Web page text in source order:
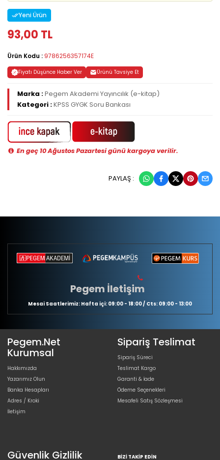
Yeni Ürün
93,00 TL
Ürün Kodu : 9786256357174E
Fiyatı Düşünce Haber Ver Ürünü Tavsiye Et
Marka :Pegem Akademi Yayıncılık (e-kitap)
Kategori :KPSS GYGK Soru Bankası
En geç 10 Ağustos Pazartesi günü kargoya verilir.
PAYLAŞ :
Pegem İletişim
Mesai Saatlerimiz: Hafta içi: 09:00 - 18:00 / Cts: 09:00 - 13:00
Pegem.Net
Kurumsal
Hakkımızda
Yazarımız Olun
Banka Hesapları
Adres / Kroki
İletişim
Sipariş Teslimat
Sipariş Süreci
Teslimat Kargo
Garanti & İade
Ödeme Seçenekleri
Mesafeli Satış Sözleşmesi
Güvenlik Gizlilik BIZI TAKIP EDIN